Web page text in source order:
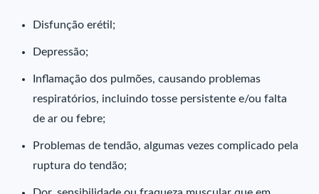
Disfunção erétil;
Depressão;
Inflamação dos pulmões, causando problemas
respiratórios, incluindo tosse persistente e/ou falta
de ar ou febre;
Problemas de tendão, algumas vezes complicado pela
ruptura do tendão;